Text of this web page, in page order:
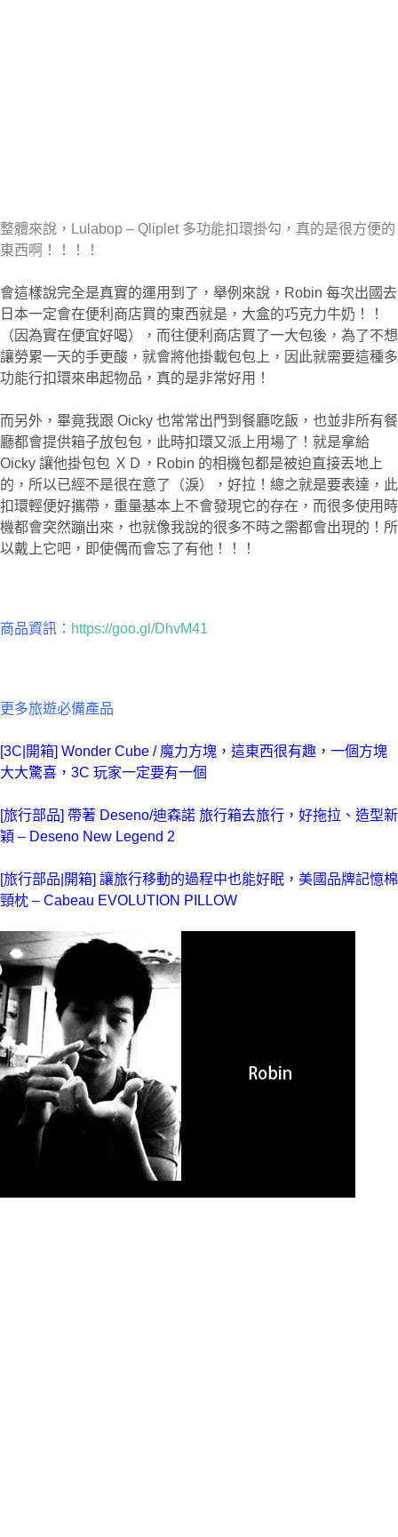
整體來說，Lulabop – Qliplet 多功能扣環掛勾，真的是很方便的
東西啊！！！！
會這樣說完全是真實的運用到了，舉例來說，Robin 每次出國去
日本一定會在便利商店買的東西就是，大盒的巧克力牛奶！！
（因為實在便宜好喝），而往便利商店買了一大包後，為了不想
讓勞累一天的手更酸，就會將他掛載包包上，因此就需要這種多
功能行扣環來串起物品，真的是非常好用！
而另外，畢竟我跟 Oicky 也常常出門到餐廳吃飯，也並非所有餐
廳都會提供箱子放包包，此時扣環又派上用場了！就是拿給
Oicky 讓他掛包包 ＸＤ，Robin 的相機包都是被迫直接丟地上
的，所以已經不是很在意了（淚），好拉！總之就是要表達，此
扣環輕便好攜帶，重量基本上不會發現它的存在，而很多使用時
機都會突然蹦出來，也就像我說的很多不時之需都會出現的！所
以戴上它吧，即使偶而會忘了有他！！！
商品資訊： https://goo.gl/DhvM41
更多旅遊必備產品
[3C|開箱] Wonder Cube / 魔力方塊，這東西很有趣，一個方塊
大大驚喜，3C 玩家一定要有一個
[旅行部品] 帶著 Deseno/迪森諾 旅行箱去旅行，好拖拉、造型新
穎 – Deseno New Legend 2
[旅行部品|開箱] 讓旅行移動的過程中也能好眠，美國品牌記憶棉
頸枕 – Cabeau EVOLUTION PILLOW